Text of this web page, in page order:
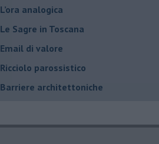
​L’ora analogica
​Le Sagre in Toscana
​Email di valore
​Ricciolo parossistico
​Barriere architettoniche